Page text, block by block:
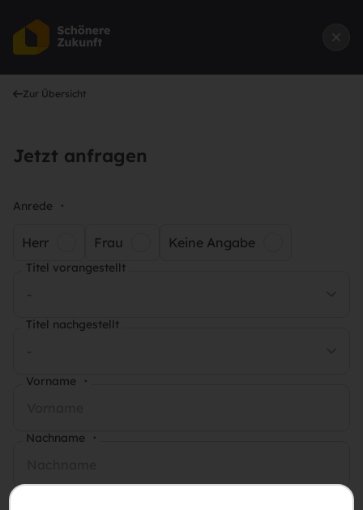
Zur Übersicht
Jetzt anfragen
Anrede *
Herr Frau Keine Angabe
Titel vorangestellt
Titel nachgestellt
Vorname *
Nachname *